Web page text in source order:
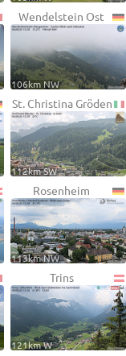
Wendelstein Ost
106km NW
St. Christina Gröden
112km SW
Rosenheim
113km NW
Trins
121km W